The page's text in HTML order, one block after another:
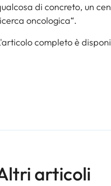
di concreto, un
oncologica“.
completo è
articoli